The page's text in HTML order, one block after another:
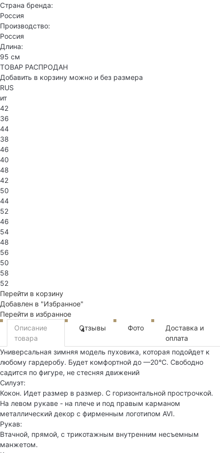
Страна бренда:
Россия
Производство:
Россия
Длина:
95 см
ТОВАР РАСПРОДАН
Добавить в корзину можно и без размера
RUS
ит
42
36
44
38
46
40
48
42
50
44
52
46
54
48
56
50
58
52
Перейти в корзину
Добавлен в "Избранное"
Перейти в избранное
Описание
товара
Отзывы
4 Фото
Доставка и
оплата
Универсальная зимняя модель пуховика, которая подойдет к
любому гардеробу. Будет комфортной до —20°C. Свободно
садится по фигуре, не стесняя движений
Силуэт:
Кокон. Идет размер в размер. С горизонтальной прострочкой.
На левом рукаве - на плече и под правым карманом
металлический декор с фирменным логотипом AVI.
Рукав:
Втачной, прямой, с трикотажным внутренним несъемным
манжетом.